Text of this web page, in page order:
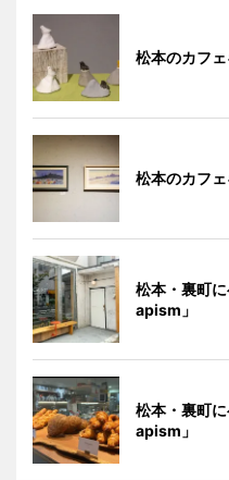
松本のカフ
松本のカフ
松本・裏町
apism」
松本・裏町
apism」